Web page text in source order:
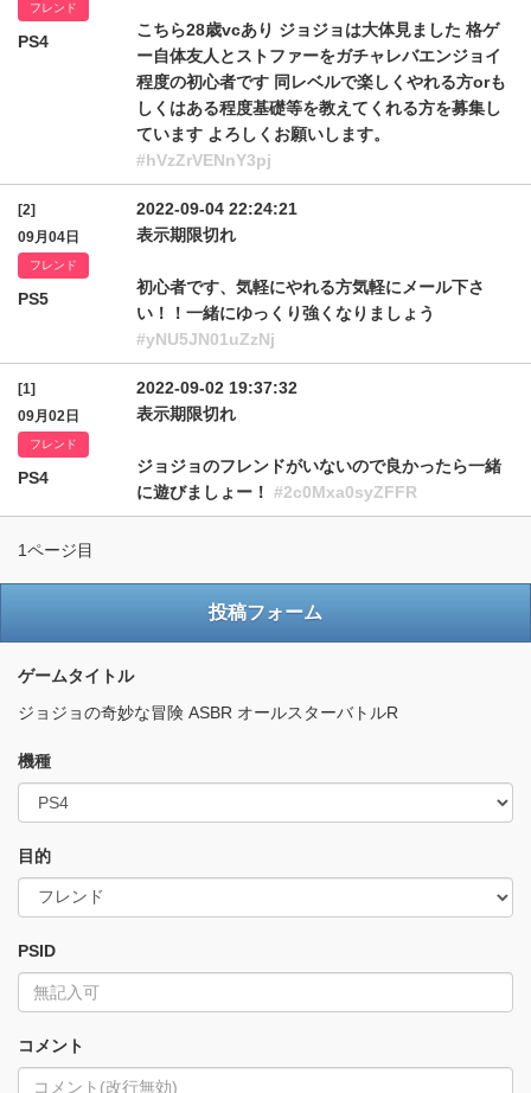
フレンド
PS4
こちら28歳vcあり ジョジョは大体見ました 格ゲ
ー自体友人とストファーをガチャレバエンジョイ
程度の初心者です 同レベルで楽しくやれる方orも
しくはある程度基礎等を教えてくれる方を募集し
ています よろしくお願いします。
#hVzZrVENnY3pj
[2]
09月04日
フレンド
PS5
2022-09-04 22:24:21
表示期限切れ
初心者です、気軽にやれる方気軽にメール下さ
い！！一緒にゆっくり強くなりましょう
#yNU5JN01uZzNj
[1]
09月02日
フレンド
PS4
2022-09-02 19:37:32
表示期限切れ
ジョジョのフレンドがいないので良かったら一緒
に遊びましょー！ #2c0Mxa0syZFFR
1ページ目
投稿フォーム
ゲームタイトル
ジョジョの奇妙な冒険 ASBR オールスターバトルR
機種
目的
PSID
コメント